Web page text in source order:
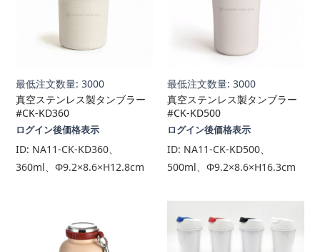
最低注文数量: 3000
真空ステンレス製タンブラー
#CK-KD360
ログイン後価格表示
ID: NA11-CK-KD360、
360ml、Φ9.2×8.6×H12.8cm
最低注文数量: 3000
真空ステンレス製タンブラー
#CK-KD500
ログイン後価格表示
ID: NA11-CK-KD500、
500ml、Φ9.2×8.6×H16.3cm